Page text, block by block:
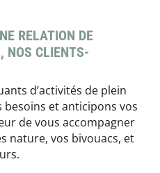
RELATION DE
NOS CLIENTS-
d’activités de plein
et anticipons vos
de vous accompagner
nature, vos bivouacs, et